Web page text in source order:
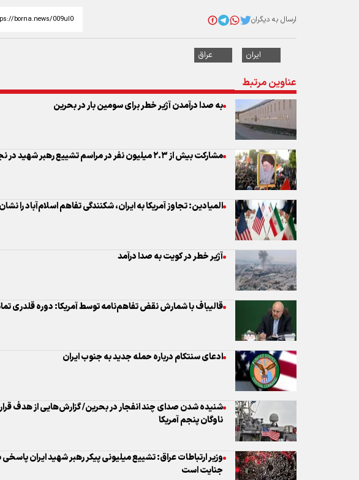
ارسال به دیگران
ایران عراق
عناوین مرتبط
به صدا درآمدن آژیر خطر برای سومین بار در بحرین
مشارکت بیش از ۲.۳ میلیون نفر در مراسم تشییع رهبر شهید در نجف
المیادین: تجاوز آمریکا به ایران، شکنندگی تفاهم اسلام‌آباد را
آژیر خطر در کویت به صدا درآمد
قالیباف با شمارش نقض تفاهم‌نامه توسط آمریکا: دوره قلدری
ادعای سنتکام درباره حمله جدید به جنوب ایران
شنیده شدن صدای چند انفجار در بحرین/ گزارش‌هایی از هدف
ناوگان پنجم آمریکا
وزیر ارتباطات عراق: تشییع میلیونی پیکر رهبر شهید ایران پاسخی
جنایت است